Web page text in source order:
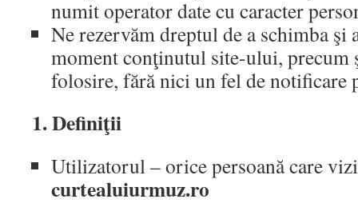
numit operator date cu caracter
Ne rezervăm dreptul de a schimba şi
moment conţinutul site-ului, precum
folosire, fără nici un fel de notificare
1. Definiţii
Utilizatorul – orice persoană care
curtealuiurmuz.ro